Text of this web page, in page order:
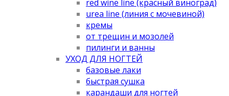
red wine line (красный виноград)
urea line (линия с мочевиной)
кремы
от трещин и мозолей
пилинги и ванны
УХОД ДЛЯ НОГТЕЙ
базовые лаки
быстрая сушка
карандаши для ногтей